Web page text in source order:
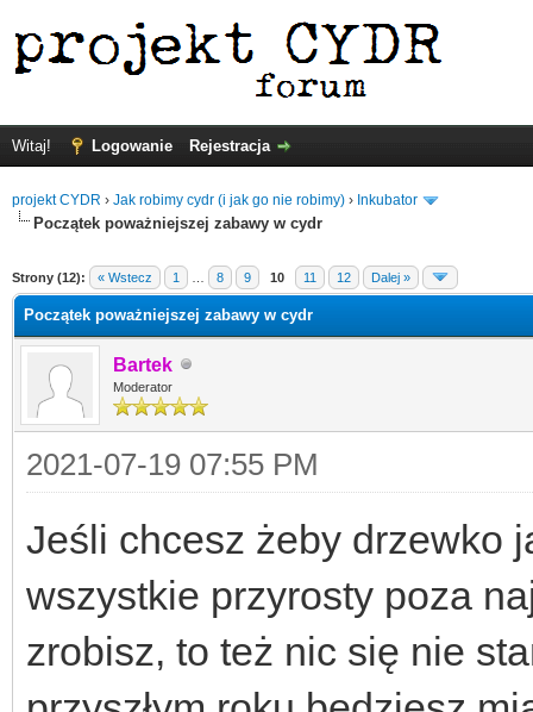
Witaj! Logowanie Rejestracja
projekt CYDR › Jak robimy cydr (i jak go nie robimy) › Inkubator
Początek poważniejszej zabawy w cydr
Strony (12): « Wstecz 1 8 9 10 11 12 Dalej »
Początek poważniejszej zabawy w cydr
Bartek
Moderator
2021-07-19 07:55 PM
Jeśli chcesz żeby drzewko
wszystkie przyrosty poza
zrobisz, to też nic się nie